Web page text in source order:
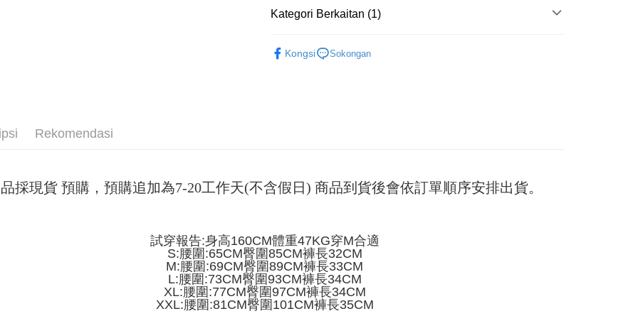
OP Pay Later
Had kredit yang diluluskan, tempoh ansuran yang tersedia, dan yuran
Jika transaksi tidak disahkan dalam masa 30 minit selepas pesanan
dibuat, atau jika permohonan gagal dalam proses semakan, pesanan
akan dibatalkan secara automatik. Jika permohonan gagal pada
peringkat "semakan manual", ini bermakna kriteria pemarkahan sistem
tidak dipenuhi; butiran penilaian khusus tidak akan didedahkan.
AFTEE
manakala ahli aplikasi akan menerima pemberitahuan tolak aplikasi
AFTEE.
dalam talian dengan SMS pembayaran atau pemberitahuan tolak
aplikasi AFTEE.
Sila ambil perhatian bahawa tempoh pembayaran adalah 14 hari. Walau
bagaimanapun, bagi mereka yang telah memuat turun Aplikasi AFTEE
dan mendaftar sebagai ahli AFTEE boleh menikmati tempoh
pembayaran sehingga 45 hari.
NT$45/pesanan
7-11取貨付款
NT$45/pesanan | Penghantaran percuma untuk pesanan
NT$499 atau lebih
付款 後7-11取貨
Kategori Berkaitan (1)
Kongsi
Sokongan
Rekomendasi
採現貨 預購，預購追加為7-20工作天(不含假日) 商品到貨後會依訂單順序安排出貨。
試穿報告:身高160CM體重47KG穿M合適
S:腰圍:65CM臀圍85CM褲長32CM
M:腰圍:69CM臀圍89CM褲長33CM
L:腰圍:73CM臀圍93CM褲長34CM
XL:腰圍:77CM臀圍97CM褲長34CM
XXL:腰圍:81CM臀圍101CM褲長35CM